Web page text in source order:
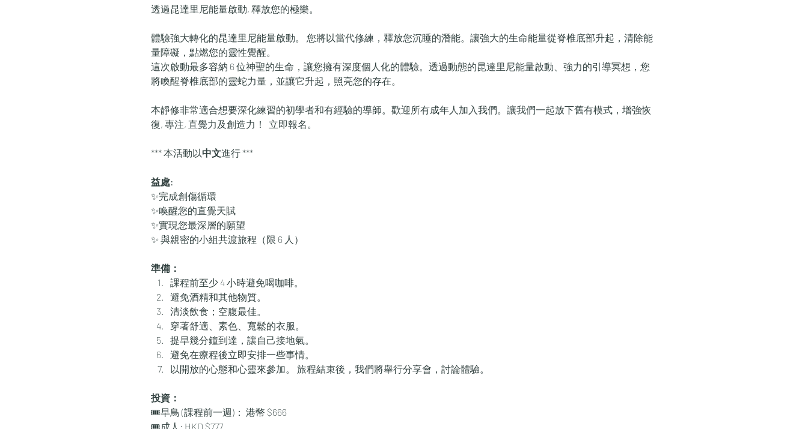
透過昆達里尼能量啟動, 釋放您的極樂。
體驗強大轉化的昆達里尼能量啟動。 您將以當代修練，釋放您沉睡的潛能。讓強大的生命能量從脊椎底部升起，清除能
量障礙，點燃您的靈性覺醒。
這次啟動最多容納 6 位神聖的生命，讓您擁有深度個人化的體驗。透過動態的昆達里尼能量啟動、強力的引導冥想，您
將喚醒脊椎底部的靈蛇力量，並讓它升起，照亮您的存在。
本靜修非常適合想要深化練習的初學者和有經驗的導師。歡迎所有成年人加入我們。讓我們一起放下舊有模式，增強恢
復, 專注, 直覺力及創造力！  立即報名。
*** 本活動以中文進行 ***
益處:
✨完成創傷循環
✨喚醒您的直覺天賦
✨實現您最深層的願望
✨ 與親密的小組共渡旅程（限 6 人）
準備：
課程前至少 4 小時避免喝咖啡。
避免酒精和其他物質。
清淡飲食；空腹最佳。
穿著舒適、素色、寬鬆的衣服。
提早幾分鐘到達，讓自己接地氣。
避免在療程後立即安排一些事情。
以開放的心態和心靈來參加。 旅程結束後，我們將舉行分享會，討論體驗。
投資：
🎟️早鳥 (課程前一週)： 港幣 $666
🎟️成人: HKD $777